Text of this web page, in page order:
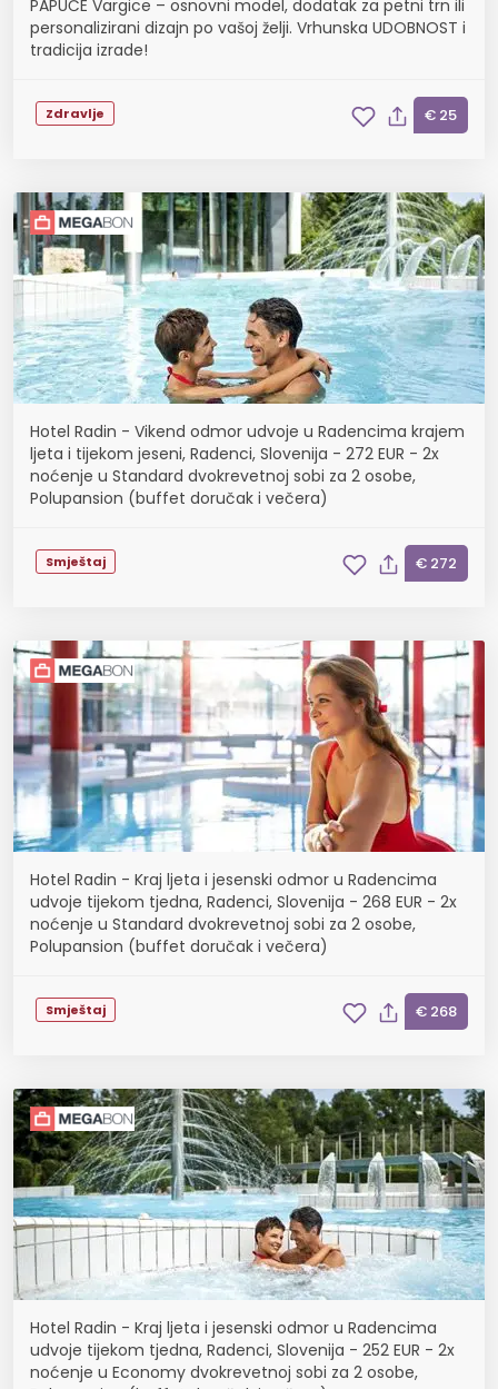
PAPUČE Vargice – osnovni model, dodatak za petni trn ili
personalizirani dizajn po vašoj želji. Vrhunska UDOBNOST i
tradicija izrade!
Zdravlje € 25
Hotel Radin - Vikend odmor udvoje u Radencima krajem
ljeta i tijekom jeseni, Radenci, Slovenija - 272 EUR - 2x
noćenje u Standard dvokrevetnoj sobi za 2 osobe,
Polupansion (buffet doručak i večera)
Smještaj € 272
Hotel Radin - Kraj ljeta i jesenski odmor u Radencima
udvoje tijekom tjedna, Radenci, Slovenija - 268 EUR - 2x
noćenje u Standard dvokrevetnoj sobi za 2 osobe,
Polupansion (buffet doručak i večera)
Smještaj € 268
Hotel Radin - Kraj ljeta i jesenski odmor u Radencima
udvoje tijekom tjedna, Radenci, Slovenija - 252 EUR - 2x
noćenje u Economy dvokrevetnoj sobi za 2 osobe,